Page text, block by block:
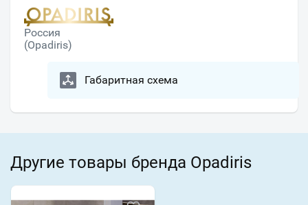
Россия
(Opadiris)
Габаритная схема
Другие товары бренда Opadiris